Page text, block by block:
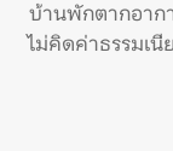
บ้านพักตากอาก
ไม่คิดค่าธรรมเนี